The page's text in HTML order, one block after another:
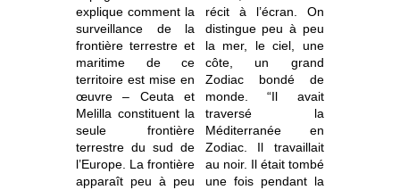
récit à l’écran. On
distingue peu à peu
la mer, le ciel, une
côte, un grand
Zodiac bondé de
monde. “Il avait
traversé la
Méditerranée en
Zodiac. Il travaillait
au noir. Il était tombé
une fois pendant la
explique comment la
surveillance de la
frontière terrestre et
maritime de ce
territoire est mise en
œuvre – Ceuta et
Melilla constituent la
seule frontière
terrestre du sud de
l’Europe. La frontière
apparaît peu à peu